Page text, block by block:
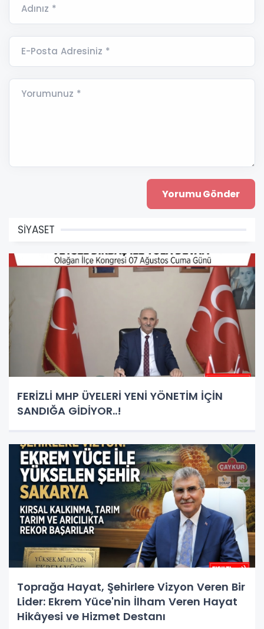
Adınız *
E-Posta Adresiniz *
Yorumunuz *
SİYASET
FERİZLİ MHP ÜYELERİ YENİ YÖNETİM İÇİN
SANDIĞA GİDİYOR..!
Toprağa Hayat, Şehirlere Vizyon Veren Bir
Lider: Ekrem Yüce'nin İlham Veren Hayat
Hikâyesi ve Hizmet Destanı